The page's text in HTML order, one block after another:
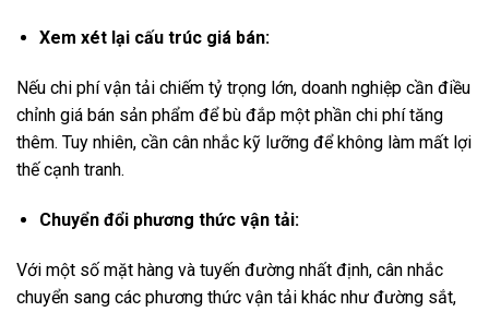
Xem xét lại cấu trúc giá bán:
Nếu chi phí vận tải chiếm tỷ trọng lớn, doanh nghiệp cần điều
chỉnh giá bán sản phẩm để bù đắp một phần chi phí tăng
thêm. Tuy nhiên, cần cân nhắc kỹ lưỡng để không làm mất lợi
thế cạnh tranh.
Chuyển đổi phương thức vận tải:
Với một số mặt hàng và tuyến đường nhất định, cân nhắc
chuyển sang các phương thức vận tải khác như đường sắt,